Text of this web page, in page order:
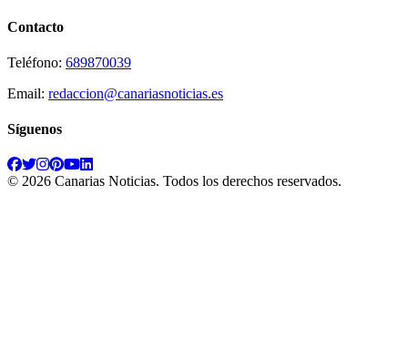
Contacto
Teléfono: 689870039
Email: redaccion@canariasnoticias.es
Síguenos
© 2026 Canarias Noticias. Todos los derechos reservados.